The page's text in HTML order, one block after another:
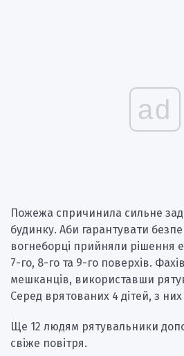
ad
Пожежа спричинила сильне
будинку. Аби гарантувати
вогнеборці прийняли рішення
7-го, 8-го та 9-го поверхів.
мешканців, використавши
Серед врятованих 4 дітей, з
Ще 12 людям рятувальники
свіже повітря.